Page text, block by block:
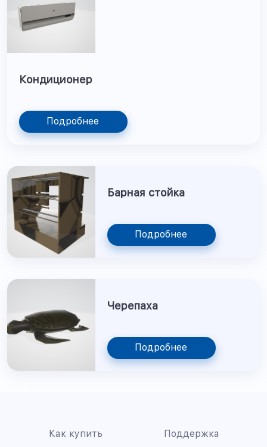
Кондиционер
Подробнее
Барная стойка
Подробнее
Черепаха
Подробнее
Как купить Поддержка